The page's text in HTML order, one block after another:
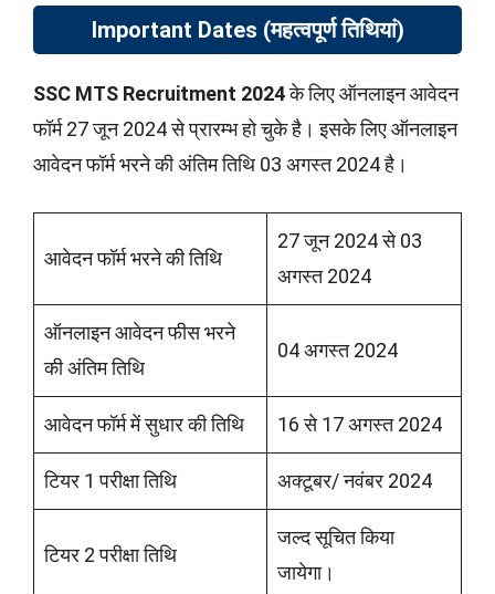
Important Dates (महत्वपूर्ण तिथियां)
SSC MTS Recruitment 2024के लिए ऑनलाइन आवेदन
फॉर्म 27 जून 2024 से प्रारम्भ हो चुके है। इसके लिए ऑनलाइन
आवेदन फॉर्म भरने की अंतिम तिथि 03 अगस्त 2024 है।
आवेदन फॉर्म भरने की तिथि
27 जून 2024 से 03
अगस्त 2024
ऑनलाइन आवेदन फीस भरने
की अंतिम तिथि
04 अगस्त 2024
आवेदन फॉर्म में सुधार की तिथि 16 से 17 अगस्त 2024
टियर 1 परीक्षा तिथि अक्टूबर/ नवंबर 2024
टियर 2 परीक्षा तिथि
जल्द सूचित किया
जायेगा।